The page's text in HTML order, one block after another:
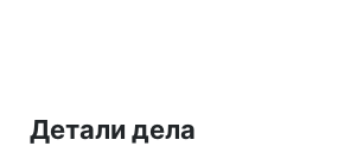
Детали дела